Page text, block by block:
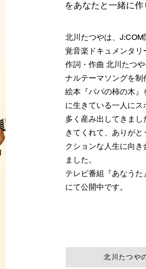
をあなたと一緒に作
北川たつやは、
覚音楽ドキュメンタ
作詞・作曲 北川たつ
ナルテーマソングを制
絵本『パパの柿の木
に生きている一人に
多く産み出してきま
きてくれて、ありが
クションな人生に向
ました。
テレビ番組『あなう
にて公開中です。
北川たつや